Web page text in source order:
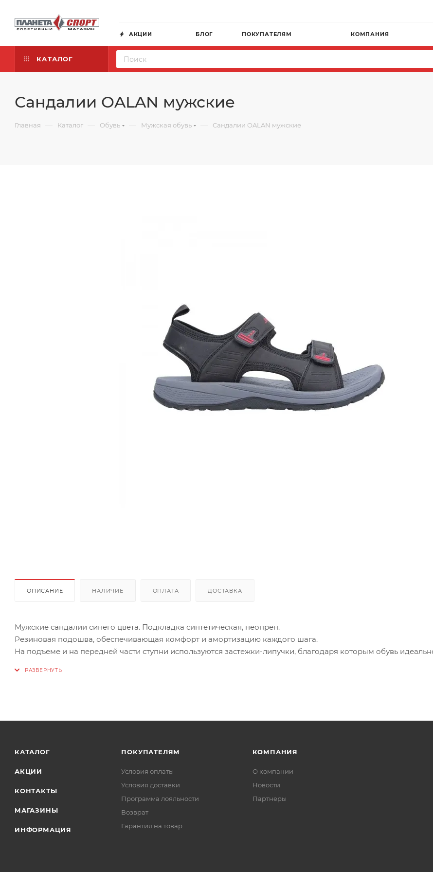
АКЦИИ БЛОГ ПОКУПАТЕЛЯМ КОМПАНИЯ
КАТАЛОГ
Сандалии OALAN мужские
Главная — Каталог — Обувь — Мужская обувь — Сандалии OALAN мужские
ОПИСАНИЕ НАЛИЧИЕ ОПЛАТА ДОСТАВКА
Мужские сандалии синего цвета. Подкладка синтетическая, неопрен.
Резиновая подошва, обеспечивающая комфорт и амортизацию каждого шага.
На подъеме и на передней части ступни используются застежки-липучки, благодаря которым обувь
КАТАЛОГ
АКЦИИ
КОНТАКТЫ
МАГАЗИНЫ
ИНФОРМАЦИЯ
ПОКУПАТЕЛЯМ
Условия оплаты
Условия доставки
Программа лояльности
Возврат
Гарантия на товар
КОМПАНИЯ
О компании
Новости
Партнеры